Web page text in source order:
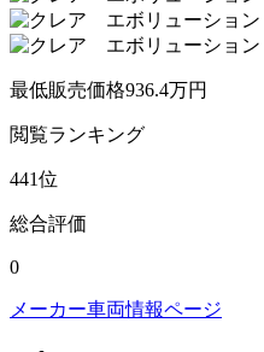
最低販売価格936.4万円
閲覧ランキング
441位
総合評価
0
メーカー車両情報ページ